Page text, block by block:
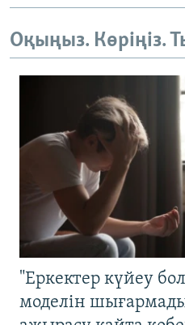
Оқыңыз. Көріңіз.
"Еркектер күйеу
моделін